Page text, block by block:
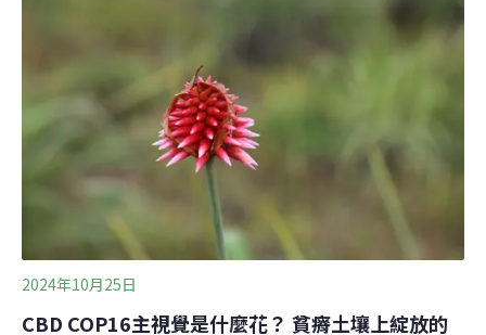
垃圾分類不確實，常將資源回收物混入一般垃圾，環保局
加強抽查進焚化爐的垃圾車，至今已退運近10輛，焚化爐
垃圾量下降，公所資源回收量暴增，短期湧入回收物堆積
如山，地方盼增加回收車頻率，環保局鼓勵設立社區資收
站，減輕單一回收車壓力。（聯合報報導）
2024年10月25日
CBD COP16主視覺是什麼花？ 貧瘠土壤上綻放的